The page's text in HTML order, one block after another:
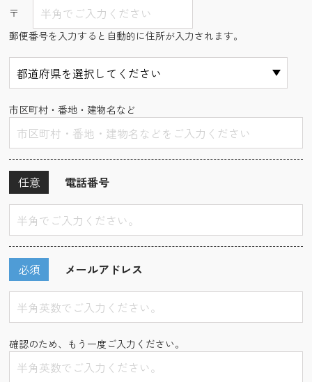
〒
郵便番号を入力すると自動的に住所が入力されます。
市区町村・番地・建物名など
電話番号
任意
メールアドレス
必須
確認のため、もう一度ご入力ください。